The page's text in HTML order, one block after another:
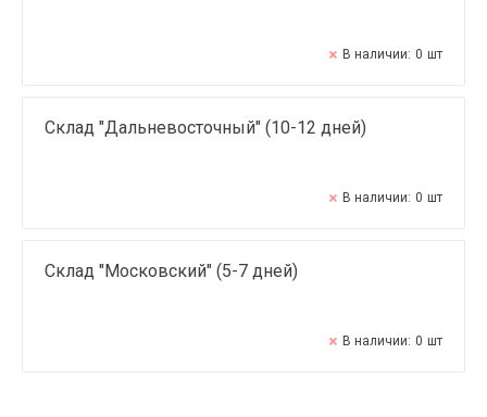
В наличии: 0 шт
Склад "Дальневосточный" (10-12 дней)
В наличии: 0 шт
Склад "Московский" (5-7 дней)
В наличии: 0 шт